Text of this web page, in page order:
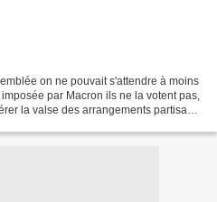
on ne pouvait s'attendre à moins
par Macron ils ne la votent pas,
la valse des arrangements partisans